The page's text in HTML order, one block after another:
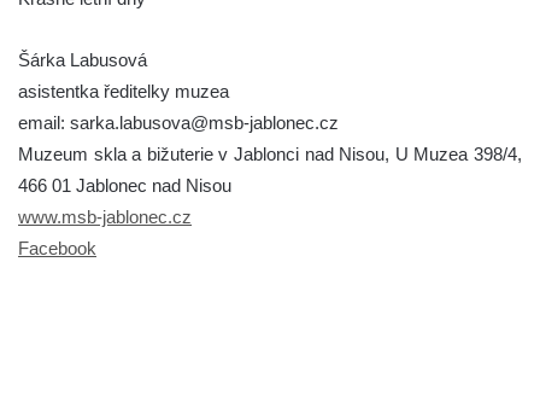
Šárka Labusová
asistentka ředitelky muzea
email: sarka.labusova@msb-jablonec.cz
Muzeum skla a bižuterie v Jablonci nad Nisou, U Muzea 398/4,
466 01 Jablonec nad Nisou
www.msb-jablonec.cz
Facebook